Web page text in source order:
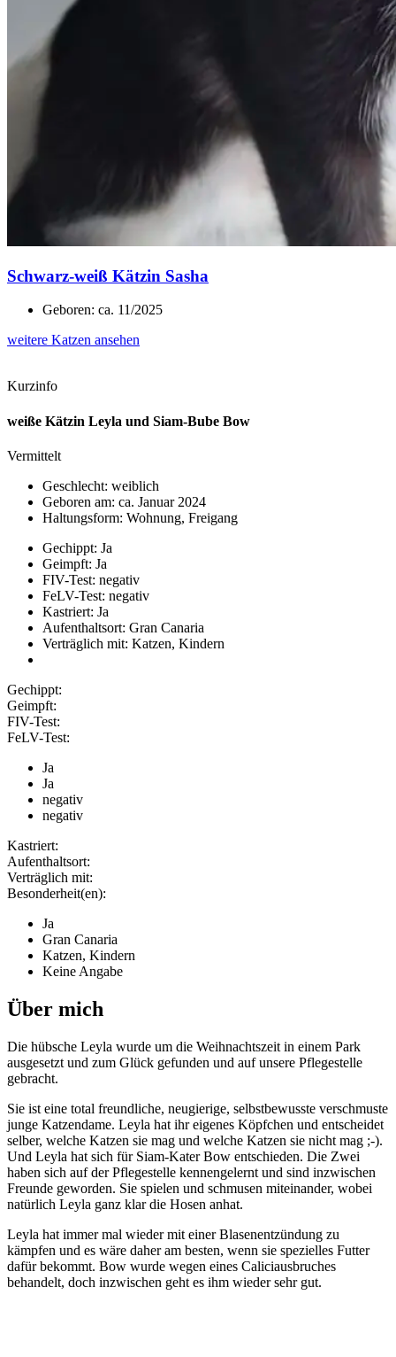
Schwarz-weiß Kätzin Sasha
Geboren: ca. 11/2025
weitere Katzen ansehen
Kurzinfo
weiße Kätzin Leyla und Siam-Bube Bow
Vermittelt
Geschlecht: weiblich
Geboren am: ca. Januar 2024
Haltungsform: Wohnung, Freigang
Gechippt: Ja
Geimpft: Ja
FIV-Test: negativ
FeLV-Test: negativ
Kastriert: Ja
Aufenthaltsort: Gran Canaria
Verträglich mit: Katzen, Kindern
Gechippt:
Geimpft:
FIV-Test:
FeLV-Test:
Ja
Ja
negativ
negativ
Kastriert:
Aufenthaltsort:
Verträglich mit:
Besonderheit(en):
Ja
Gran Canaria
Katzen, Kindern
Keine Angabe
Über mich
Die hübsche Leyla wurde um die Weihnachtszeit in einem Park
ausgesetzt und zum Glück gefunden und auf unsere Pflegestelle
gebracht.
Sie ist eine total freundliche, neugierige, selbstbewusste verschmuste
junge Katzendame. Leyla hat ihr eigenes Köpfchen und entscheidet
selber, welche Katzen sie mag und welche Katzen sie nicht mag ;-).
Und Leyla hat sich für Siam-Kater Bow entschieden. Die Zwei
haben sich auf der Pflegestelle kennengelernt und sind inzwischen
Freunde geworden. Sie spielen und schmusen miteinander, wobei
natürlich Leyla ganz klar die Hosen anhat.
Leyla hat immer mal wieder mit einer Blasenentzündung zu
kämpfen und es wäre daher am besten, wenn sie spezielles Futter
dafür bekommt. Bow wurde wegen eines Caliciausbruches
behandelt, doch inzwischen geht es ihm wieder sehr gut.